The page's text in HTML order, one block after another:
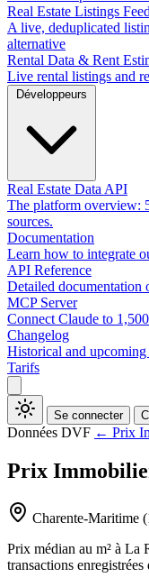
Real Estate Listings Feed
A live, deduplicated
alternative
Rental Data & Rent
Live rental listings and
Développeurs
Real Estate Data API
The platform overview:
sources.
Documentation
Learn how to integrate
API Reference
Detailed documentation
MCP Server
Connect Claude to
Changelog
Historical and upcoming
Tarifs
Se connecter
Données DVF ← Prix
Prix
Charente-Maritime
Prix médian au m² à La
transactions